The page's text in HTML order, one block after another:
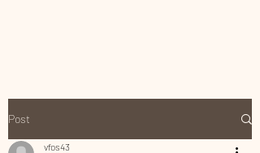
Post
vfos43